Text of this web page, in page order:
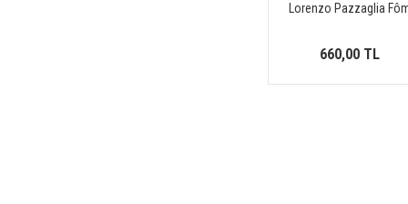
Lorenzo Pazzaglia
660,00 TL